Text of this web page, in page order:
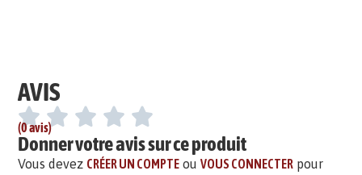
AVIS
(0 avis)
Donner votre avis sur ce produit
Vous devez CRÉER UN COMPTE ouVOUS CONNECTER pour